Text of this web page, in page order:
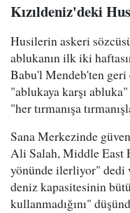
Kızıldeniz'deki
Husilerin askeri
ablukanın ilk iki
Babu'l Mendeb'ten
"ablukaya karşı
"her tırmanışa
Sana Merkezinde
Ali Salah, Middle East
yönünde ilerliyor" dedi
deniz kapasitesinin
kullanmadığını"